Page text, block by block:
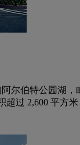
尔伯特公园湖
过 2,600 平方